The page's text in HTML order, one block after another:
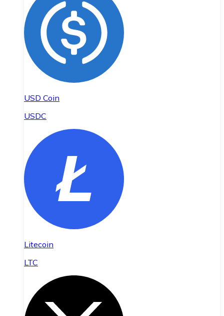
USD Coin
USDC
Litecoin
LTC